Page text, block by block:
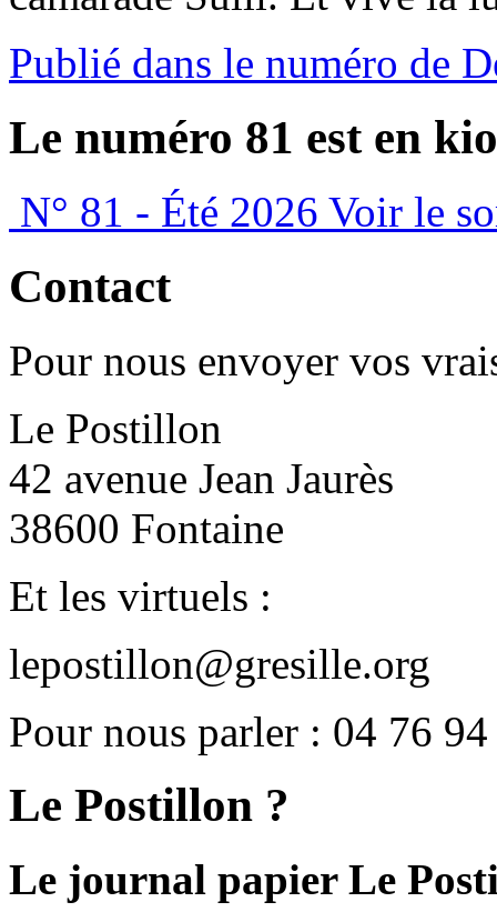
Publié dans le numéro de
Le numéro 81 est en
N° 81 - Été 2026 Voir le
Contact
Pour nous envoyer vos
Le Postillon
42 avenue Jean Jaurès
38600 Fontaine
Et les virtuels :
lepostillon@gresille.org
Pour nous parler : 04 76
Le Postillon ?
Le journal papier Le